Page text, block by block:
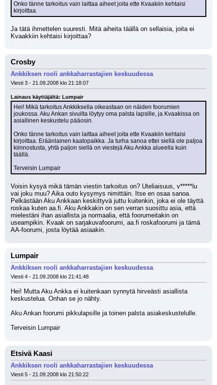
Onko tänne tarkoitus vain laittaa aiheet joita ette Kvaakiin kehtaisi
kirjoittaa.
Ja tätä ihmettelen suuresti. Mitä aiheita täällä on sellaisia, joita ei
Kvaakkiin kehtaisi kirjoittaa?
Crosby
Ankkiksen rooli ankkaharrastajien keskuudessa
Viesti 3 - 21.09.2008 klo 21:18:07
Lainaus käyttäjältä: Lumpair
Hei! Mikä tarkoitus Ankkiksella oikeastaan on näiden foorumien
joukossa. Aku Ankan sivuilta löytyy oma palsta lapsille, ja Kvaakissa on
asiallinen keskustelu pääosin.
Onko tänne tarkoitus vain laittaa aiheet joita ette Kvaakiin kehtaisi
kirjoittaa. Eräänlainen kaatopaikka. Ja turha sanoa ettei siellä ole paljoa
kiinnostusta, yhtä paljon siellä on viestejä Aku Ankka alueella kuin
täällä.
Terveisin Lumpair
Voisin kysyä mikä tämän viestin tarkoitus on? Uteliaisuus, v*****lu
vai joku muu? Aika outo kysymys nimittäin. Itse en osaa sanoa.
Pelkästään Aku Ankkaan keskittyvä juttu kuitenkin, joka ei ole täyttä
roskaa kuten aa.fi. Aku Ankkakin on sen verran suosittu asia, että
mielestäni ihan asiallista ja normaalia, että foorumeitakin on
useampikin. Kvaak on sarjakuvafoorumi, aa.fi roskafoorumi ja tämä
AA-foorumi, josta löytää asiaakin.
Lumpair
Ankkiksen rooli ankkaharrastajien keskuudessa
Viesti 4 - 21.09.2008 klo 21:41:48
Hei! Mutta Aku Ankka ei kuitenkaan synnytä hirveästi asiallista
keskustelua. Onhan se jo nähty.
Aku Ankan foorumi pikkulapsille ja toinen palsta asiakeskustelulle.
Terveisin Lumpair
Etsivä Kaasi
Ankkiksen rooli ankkaharrastajien keskuudessa
Viesti 5 - 21.09.2008 klo 21:50:22